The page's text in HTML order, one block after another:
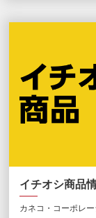
イチオシ商品
カネコ・コーポレ